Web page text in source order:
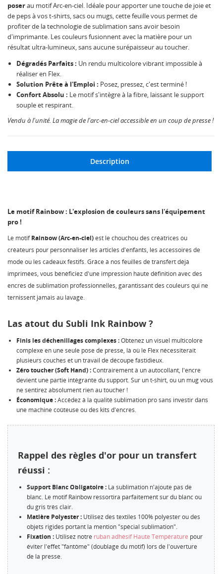
poserau motif Arc-en-ciel. Idéale pour apporter une touche de joie et
de peps à vos t-shirts, sacs ou mugs, cette feuille vous permet de
profiter de la technologie de sublimation sans avoir besoin
d'imprimante. Les couleurs fusionnent avec la matière pour un
résultat ultra-lumineux, sans aucune surépaisseur au toucher.
Dégradés Parfaits : Un rendu multicolore vibrant impossible à
réaliser en Flex.
Solution Prête à l'Emploi : Posez, pressez, c'est terminé !
Confort Absolu : Le motif s'intègre à la fibre, laissant le support
souple et respirant.
Vendu à l'unité. La magie de l'arc-en-ciel accessible en un coup de presse !
Description
Le motif Rainbow : L'explosion de couleurs sans l'équipement
pro !
Le motifRainbow (Arc-en-ciel)est le chouchou des créatrices ou
créateurs pour personnaliser les articles d'enfants, les accessoires de
mode ou les cadeaux festifs. Grâce à nos feuilles de transfert déjà
imprimées, vous bénéficiez d'une impression haute définition avec des
encres de sublimation professionnelles, garantissant des couleurs qui ne
ternissent jamais au lavage.
Las atout du Subli Ink Rainbow ?
Finis les déchenillages complexes :Obtenez un visuel multicolore
complexe en une seule pose de presse, là où le Flex nécessiterait
plusieurs couches et un travail de découpe fastidieux.
Zéro toucher (Soft Hand) :Contrairement à un autocollant, l'encre
devient une partie intégrante du support. Sur un t-shirt, ou un mug vous
ne sentirez absolument rien au toucher !
Économique :Accédez à la qualité sublimation pro sans investir dans
une machine coûteuse ou des kits d'encres.
Rappel des règles d'or pour un transfert
réussi :
Support Blanc Obligatoire : La sublimation n'ajoute pas de
blanc. Le motif Rainbow ressortira parfaitement sur du blanc ou
du gris très clair.
Matière Polyester : Utilisez des textiles 100% polyester ou des
objets rigides portant la mention "spécial sublimation".
Fixation : Utilisez notre ruban adhésif Haute Température pour
éviter l'effet "fantôme" (doublage du motif) lors de l'ouverture
de la presse.